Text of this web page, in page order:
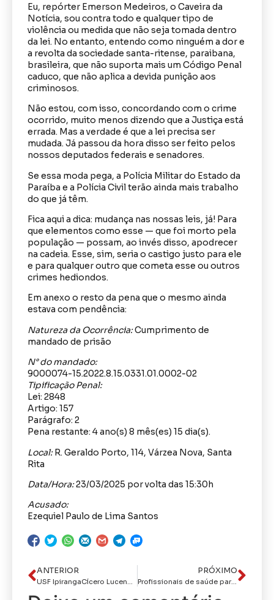
Eu, repórter Emerson Medeiros, o Caveira da
Notícia, sou contra todo e qualquer tipo de
violência ou medida que não seja tomada dentro
da lei. No entanto, entendo como ninguém a dor e
a revolta da sociedade santa-ritense, paraibana,
brasileira, que não suporta mais um Código Penal
caduco, que não aplica a devida punição aos
criminosos.
Não estou, com isso, concordando com o crime
ocorrido, muito menos dizendo que a Justiça está
errada. Mas a verdade é que a lei precisa ser
mudada. Já passou da hora disso ser feito pelos
nossos deputados federais e senadores.
Se essa moda pega, a Polícia Militar do Estado da
Paraíba e a Polícia Civil terão ainda mais trabalho
do que já têm.
Fica aqui a dica: mudança nas nossas leis, já! Para
que elementos como esse — que foi morto pela
população — possam, ao invés disso, apodrecer
na cadeia. Esse, sim, seria o castigo justo para ele
e para qualquer outro que cometa esse ou outros
crimes hediondos.
Em anexo o resto da pena que o mesmo ainda
estava com pendência:
Natureza da Ocorrência:Cumprimento de
mandado de prisão
N° do mandado:
9000074-15.2022.8.15.0331.01.0002-02
Tipificação Penal:
Lei: 2848
Artigo: 157
Parágrafo: 2
Pena restante: 4 ano(s) 8 mês(es) 15 dia(s).
Local:R. Geraldo Porto, 114, Várzea Nova, Santa
Rita
Data/Hora:23/03/2025 por volta das 15:30h
Acusado:
Ezequiel Paulo de Lima Santos
ANTERIOR
USF IpirangaCícero Lucena entrega 77° equipamento de saúde requalificado e projeta conclusão de unidades para cobrir toda a rede de Atenção Básica
PRÓXIMO
Profissionais de saúde participam de qualificação para formar multiplicadores e fortalecer ações de hanseníase